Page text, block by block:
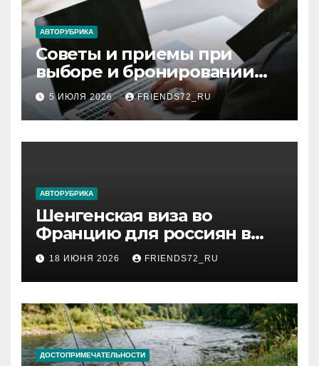
АВТОРУБРИКА
Советы и приемы при
выборе и бронировании
авиабилетов
5 ИЮЛЯ 2026 FRIENDS72_RU
АВТОРУБРИКА
Шенгенская виза во
Францию для россиян в
2026 году: сроки от 3 дней
и список необходимых
документов
18 ИЮНЯ 2026 FRIENDS72_RU
ДОСТОПРИМЕЧАТЕЛЬНОСТИ